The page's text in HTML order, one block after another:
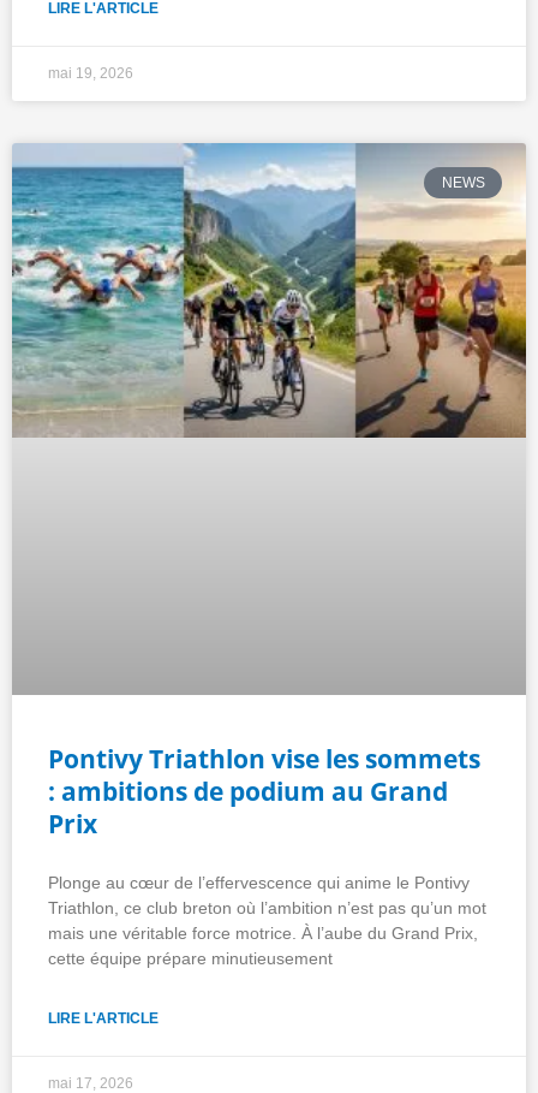
LIRE L'ARTICLE
mai 19, 2026
NEWS
Pontivy Triathlon vise les sommets
: ambitions de podium au Grand
Prix
Plonge au cœur de l’effervescence qui anime le Pontivy
Triathlon, ce club breton où l’ambition n’est pas qu’un mot
mais une véritable force motrice. À l’aube du Grand Prix,
cette équipe prépare minutieusement
LIRE L'ARTICLE
mai 17, 2026